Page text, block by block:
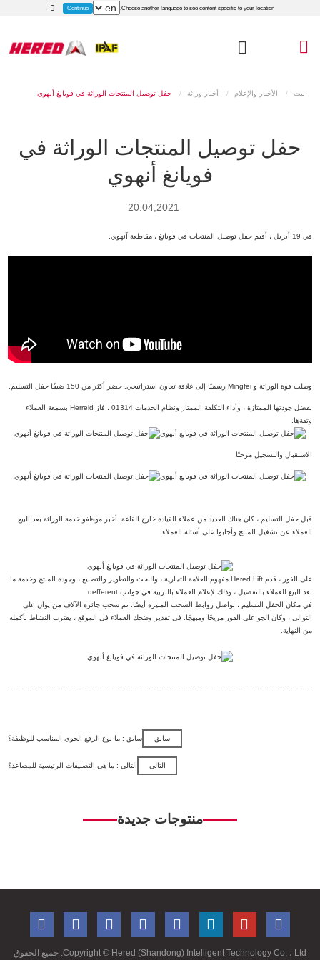
Choose another language to see content specific to your location.
Continue
بيت الأخبار والإعلام أخبار وراثة
حفل توصيل المنتجات الوراثة في
فويانغ أنهوي
20.04,2021
في 19 أبريل ، أقيم حفل توصيل المنتجات في فويانغ ، مقاطعة آنهوي.
وصلت قوة الوراثة و Mingfei رسميًا إلى علاقة تعاون استراتيجي. حضر أكثر من 150 ضيفًا حفل التسليم.
بفضل جودتها الممتازة ، وأداء التكلفة الممتاز ونظام الخدمات 01314 ، فاز Herreid بسمعة العملاء
وثقةها.
الاستقبال والتسجيل مرحبًا
قبل حفل التسليم ، كان هناك العديد من عملاء القيادة خارج القاعة. أخبر موظفو خدمة الوراثة بعد البيع
العملاء عن تشغيل المنتج وأجابوا على أسئلة العملاء.
على الفور ، قدم Hered Lift مفهوم العلامة التجارية ، والبحث والتطوير والتصنيع ، وجودة المنتج وخدمة ما
بعد البيع للعملاء بالتفصيل ، وذلك لإعلام العملاء بالتربية في جوانب defferent.
في مكان الحفل التسليم ، تواصل روابط السحب المثيرة أيضًا. تم سحب جائزة الآلاف من يوان على
التوالي ، وكان الجو على الفور مريحًا ومبهجًا. في تقدير وضحك العملاء في الموقع ، يقترب النشاط بأكمله
من النهاية.
سابق سابق : ما نوع الرفع الجوي المناسب للوظيفة؟
التالي التالي : ما هي التصنيفات الرئيسية للمصاعد؟
منتوجات جديدة
Copyright ©Hered (Shandong) Intelligent Technology Co. ، Ltd. جميع الحقوق